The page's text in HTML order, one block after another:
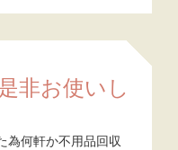
非お使いし
為何軒か不用品回収